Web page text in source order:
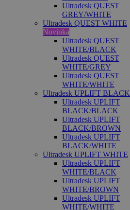
Ultradesk QUEST
GREY/WHITE
Ultradesk QUEST WHITE
Novinka
Ultradesk QUEST
WHITE/BLACK
Ultradesk QUEST
WHITE/GREY
Ultradesk QUEST
WHITE/WHITE
Ultradesk UPLIFT BLACK
Ultradesk UPLIFT
BLACK/BLACK
Ultradesk UPLIFT
BLACK/BROWN
Ultradesk UPLIFT
BLACK/WHITE
Ultradesk UPLIFT WHITE
Ultradesk UPLIFT
WHITE/BLACK
Ultradesk UPLIFT
WHITE/BROWN
Ultradesk UPLIFT
WHITE/WHITE